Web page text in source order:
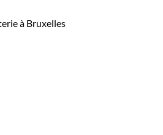
à Bruxelles